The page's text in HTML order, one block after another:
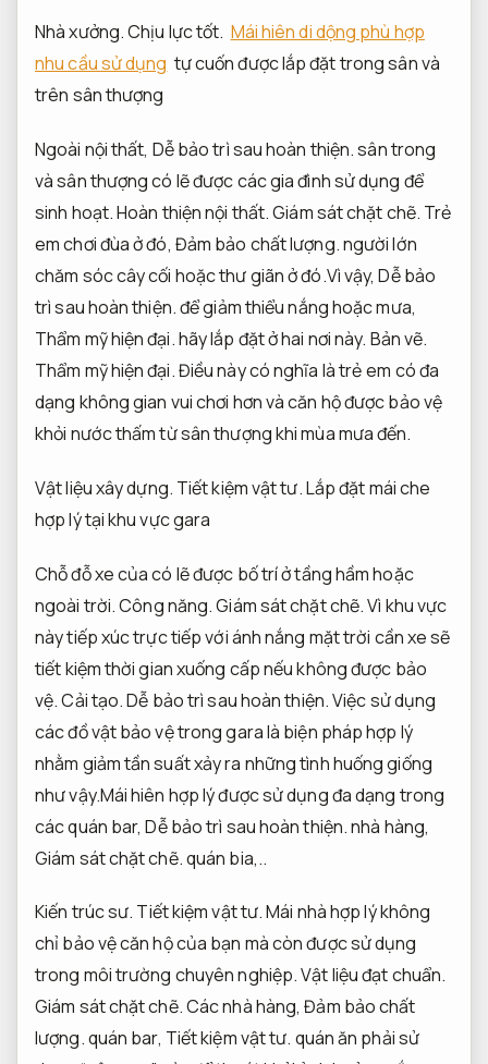
Nhà xưởng.Chịu lực tốt. Mái hiên di dộng phù hợp
nhu cầu sử dụng tự cuốn được lắp đặt trong sân và
trên sân thượng
Ngoài nội thất, Dễ bảo trì sau hoàn thiện.sân trong
và sân thượng có lẽ được các gia đình sử dụng để
sinh hoạt.Hoàn thiện nội thất.Giám sát chặt chẽ. Trẻ
em chơi đùa ở đó, Đảm bảo chất lượng.người lớn
chăm sóc cây cối hoặc thư giãn ở đó.Vì vậy,Dễ bảo
trì sau hoàn thiện.để giảm thiểu nắng hoặc mưa,
Thẩm mỹ hiện đại.hãy lắp đặt ở hai nơi này. Bản vẽ.
Thẩm mỹ hiện đại.Điều này có nghĩa là trẻ em có đa
dạng không gian vui chơi hơn và căn hộ được bảo vệ
khỏi nước thấm từ sân thượng khi mùa mưa đến.
Vật liệu xây dựng. Tiết kiệm vật tư.Lắp đặt mái che
hợp lý tại khu vực gara
Chỗ đỗ xe của có lẽ được bố trí ở tầng hầm hoặc
ngoài trời.Công năng.Giám sát chặt chẽ.Vì khu vực
này tiếp xúc trực tiếp với ánh nắng mặt trời cần xe sẽ
tiết kiệm thời gian xuống cấp nếu không được bảo
vệ.Cải tạo.Dễ bảo trì sau hoàn thiện.Việc sử dụng
các đồ vật bảo vệ trong gara là biện pháp hợp lý
nhằm giảm tần suất xảy ra những tình huống giống
như vậy.Mái hiên hợp lý được sử dụng đa dạng trong
các quán bar,Dễ bảo trì sau hoàn thiện.nhà hàng,
Giám sát chặt chẽ.quán bia,..
Kiến trúc sư. Tiết kiệm vật tư.Mái nhà hợp lý không
chỉ bảo vệ căn hộ của bạn mà còn được sử dụng
trong môi trường chuyên nghiệp.Vật liệu đạt chuẩn.
Giám sát chặt chẽ.Các nhà hàng,Đảm bảo chất
lượng.quán bar, Tiết kiệm vật tư. quán ăn phải sử